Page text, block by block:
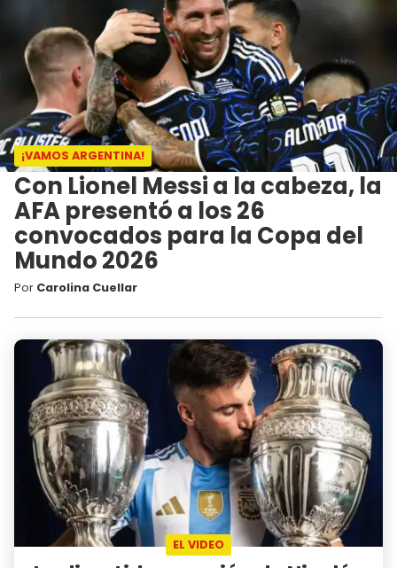
¡VAMOS ARGENTINA!
Con Lionel Messi a la cabeza, la
AFA presentó a los 26
convocados para la Copa del
Mundo 2026
Por Carolina Cuellar
EL VIDEO